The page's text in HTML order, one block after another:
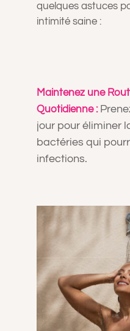
quelques astuces
intimité saine :
Maintenez une
Quotidienne :
jour pour éliminer
bactéries qui
infections.